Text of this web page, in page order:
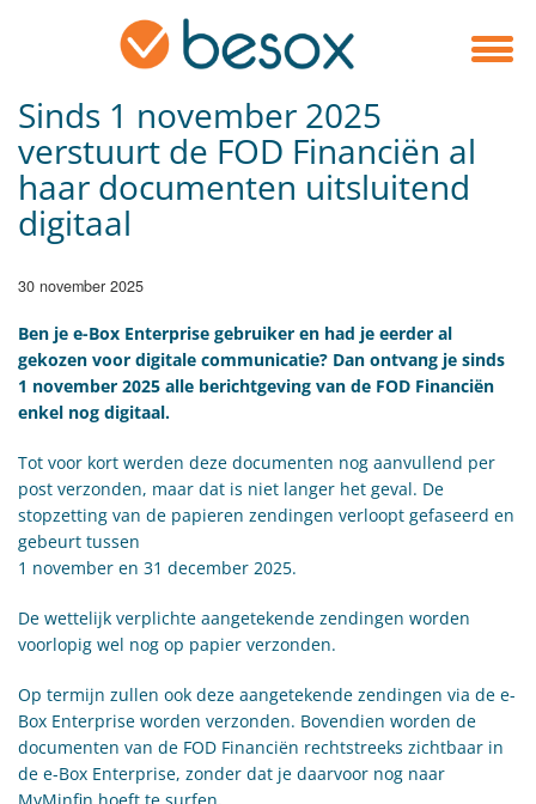
Sinds 1 november 2025
verstuurt de FOD Financiën al
haar documenten uitsluitend
digitaal
30 november 2025
​Ben je e-Box Enterprise gebruiker en had je eerder al
gekozen voor digitale communicatie? Dan ontvang je sinds
1 november 2025 alle berichtgeving van de FOD Financiën
enkel nog digitaal.
Tot voor kort werden deze documenten nog aanvullend per
post verzonden, maar dat is niet langer het geval. De
stopzetting van de papieren zendingen verloopt gefaseerd en
gebeurt tussen
1 november en 31 december 2025.
De wettelijk verplichte aangetekende zendingen worden
voorlopig wel nog op papier verzonden.
Op termijn zullen ook deze aangetekende zendingen via de e-
Box Enterprise worden verzonden. Bovendien worden de
documenten van de FOD Financiën rechtstreeks zichtbaar in
de e-Box Enterprise, zonder dat je daarvoor nog naar